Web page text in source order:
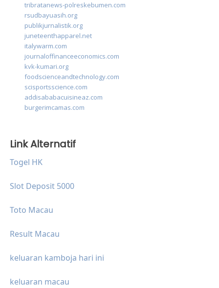
tribratanews-polreskebumen.com
rsudbayuasih.org
publikjurnalistik.org
juneteenthapparel.net
italywarm.com
journaloffinanceeconomics.com
kvk-kumari.org
foodscienceandtechnology.com
scisportsscience.com
addisababacuisineaz.com
burgerimcamas.com
Link Alternatif
Togel HK
Slot Deposit 5000
Toto Macau
Result Macau
keluaran kamboja hari ini
keluaran macau